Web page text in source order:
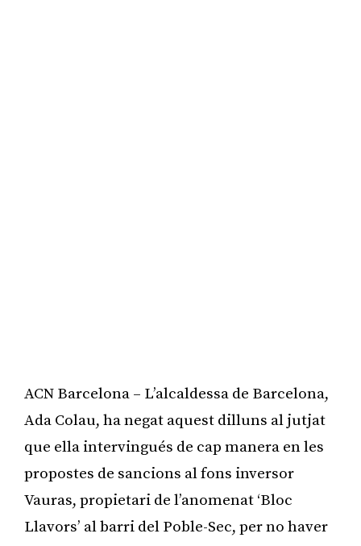
ACN Barcelona – L’alcaldessa de Barcelona,
Ada Colau, ha negat aquest dilluns al jutjat
que ella intervingués de cap manera en les
propostes de sancions al fons inversor
Vauras, propietari de l’anomenat ‘Bloc
Llavors’ al barri del Poble-Sec, per no haver